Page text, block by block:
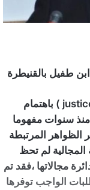
طفيل بالقنيطرة
حظي موضوع العدالة المجالية (justice special ) باهتمام
منذ سنوات مفهوما
الظواهر المرتبطة
المجالية لم تحظ
مجالاتها ،فقد تم
الواجب توفرها